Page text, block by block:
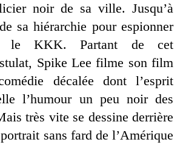
noir de sa ville. Jusqu’à
sa hiérarchie pour espionner
le KKK. Partant de cet
Spike Lee filme son film
décalée dont l’esprit
l’humour un peu noir des
très vite se dessine derrière
sans fard de l’Amérique